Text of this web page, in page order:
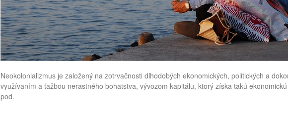
Neokolonializmus je založený na zotrvačnosti dlhodobých ekonomických, politických a
využívaním a ťažbou nerastného bohatstva, vývozom kapitálu, ktorý získa takú
pod.